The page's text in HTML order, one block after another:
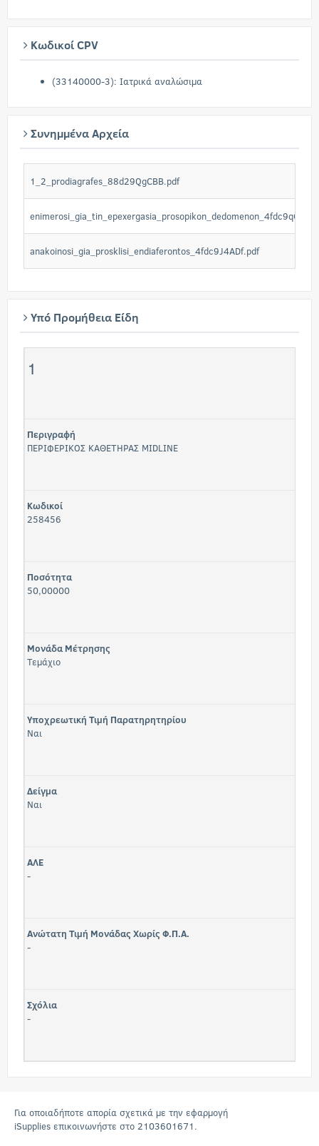
Κωδικοί CPV
(33140000-3): Ιατρικά αναλώσιμα
Συνημμένα Αρχεία
1_2_prodiagrafes_88d29QgCBB.pdf
anakoinosi_gia_prosklisi_endiaferontos_4fdc9J4ADf.pdf
Υπό Προμήθεια Είδη
1
Περιγραφή
ΠΕΡΙΦΕΡΙΚΟΣ ΚΑΘΕΤΗΡΑΣ MIDLINE
Κωδικοί
258456
Ποσότητα
50,00000
Μονάδα Μέτρησης
Τεμάχιο
Υποχρεωτική Τιμή Παρατηρητηρίου
Ναι
Δείγμα
Ναι
ΑΛΕ
-
Ανώτατη Τιμή Μονάδας Χωρίς Φ.Π.Α.
-
Σχόλια
-
Για οποιαδήποτε απορία σχετικά με την εφαρμογή
iSupplies επικοινωνήστε στο 2103601671.